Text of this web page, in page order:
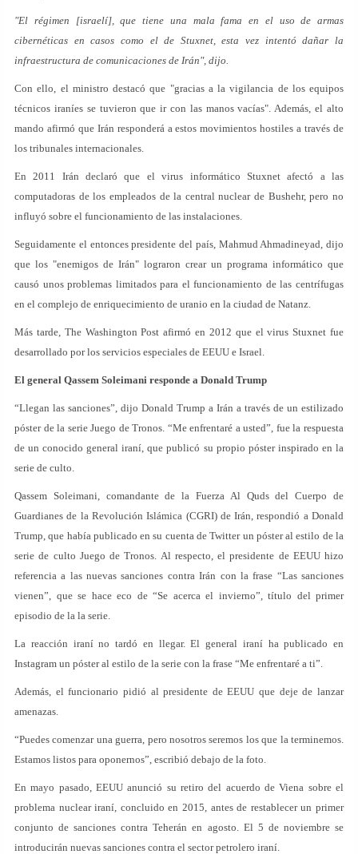
"El régimen [israelí], que tiene una mala fama en el uso de armas
cibernéticas en casos como el de Stuxnet, esta vez intentó dañar la
infraestructura de comunicaciones de Irán", dijo.
Con ello, el ministro destacó que "gracias a la vigilancia de los equipos
técnicos iraníes se tuvieron que ir con las manos vacías". Además, el alto
mando afirmó que Irán responderá a estos movimientos hostiles a través de
los tribunales internacionales.
En 2011 Irán declaró que el virus informático Stuxnet afectó a las
computadoras de los empleados de la central nuclear de Bushehr, pero no
influyó sobre el funcionamiento de las instalaciones.
Seguidamente el entonces presidente del país, Mahmud Ahmadineyad, dijo
que los "enemigos de Irán" lograron crear un programa informático que
causó unos problemas limitados para el funcionamiento de las centrífugas
en el complejo de enriquecimiento de uranio en la ciudad de Natanz.
Más tarde, The Washington Post afirmó en 2012 que el virus Stuxnet fue
desarrollado por los servicios especiales de EEUU e Israel.
El general Qassem Soleimani responde a Donald Trump
“Llegan las sanciones”, dijo Donald Trump a Irán a través de un estilizado
póster de la serie Juego de Tronos. “Me enfrentaré a usted”, fue la respuesta
de un conocido general iraní, que publicó su propio póster inspirado en la
serie de culto.
Qassem Soleimani, comandante de la Fuerza Al Quds del Cuerpo de
Guardianes de la Revolución Islámica (CGRI) de Irán, respondió a Donald
Trump, que había publicado en su cuenta de Twitter un póster al estilo de la
serie de culto Juego de Tronos. Al respecto, el presidente de EEUU hizo
referencia a las nuevas sanciones contra Irán con la frase “Las sanciones
vienen”, que se hace eco de “Se acerca el invierno”, título del primer
episodio de la la serie.
La reacción iraní no tardó en llegar. El general iraní ha publicado en
Instagram un póster al estilo de la serie con la frase “Me enfrentaré a ti”.
Además, el funcionario pidió al presidente de EEUU que deje de lanzar
amenazas.
“Puedes comenzar una guerra, pero nosotros seremos los que la terminemos.
Estamos listos para oponernos”, escribió debajo de la foto.
En mayo pasado, EEUU anunció su retiro del acuerdo de Viena sobre el
problema nuclear iraní, concluido en 2015, antes de restablecer un primer
conjunto de sanciones contra Teherán en agosto. El 5 de noviembre se
introducirán nuevas sanciones contra el sector petrolero iraní.